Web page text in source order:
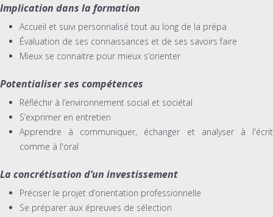
Implication dans la formation
Accueil et suivi personnalisé tout au long de la prépa
Évaluation de ses connaissances et de ses savoirs faire
Mieux se connaitre pour mieux s’orienter
Potentialiser ses compétences
Réfléchir à l’environnement social et sociétal
S’exprimer en entretien
Apprendre à communiquer, échanger et analyser à l'écrit
comme à l'oral
La concrétisation d’un investissement
Préciser le projet d’orientation professionnelle
Se préparer aux épreuves de sélection